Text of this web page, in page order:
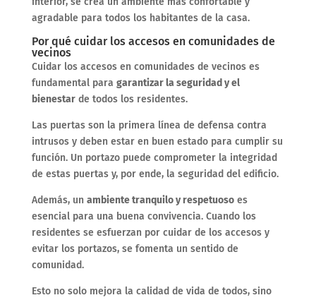
agradable para todos los habitantes de la casa.
Por qué cuidar los accesos en comunidades de
vecinos
Cuidar los accesos en comunidades de vecinos es
fundamental para garantizar la seguridad y el
bienestarde todos los residentes.
Las puertas son la primera línea de defensa contra
intrusos y deben estar en buen estado para cumplir su
función. Un portazo puede comprometer la integridad
de estas puertas y, por ende, la seguridad del edificio.
Además, un ambiente tranquilo y respetuosoes
esencial para una buena convivencia. Cuando los
residentes se esfuerzan por cuidar de los accesos y
evitar los portazos, se fomenta un sentido de
comunidad.
Esto no solo mejora la calidad de vida de todos, sino